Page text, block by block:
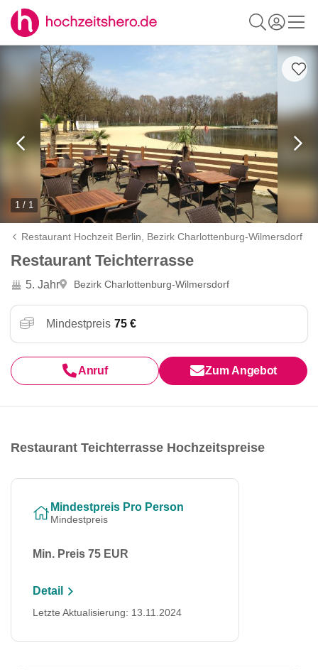
1 / 1
Restaurant Hochzeit Berlin, Bezirk Charlottenburg-Wilmersdorf
Restaurant Teichterrasse
5. Jahr Bezirk Charlottenburg-Wilmersdorf
Mindestpreis 75 €
Anruf Zum Angebot
Restaurant Teichterrasse Hochzeitspreise
Mindestpreis Pro Person
Mindestpreis
Min. Preis 75 EUR
Detail
Letzte Aktualisierung: 13.11.2024